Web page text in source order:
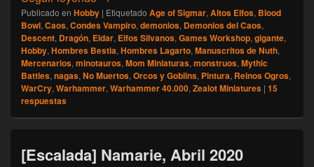
Publicado en Hobby | Etiquetado Age of Sigmar, Altos Elfos, Blood
Bowl, Caos, Condes Vampiro, demonios, Demonios del Caos,
Descent, Dragón, Eldar, Elfos Silvanos, Games Workshop, gigante,
Hobby, Hombres Bestia, Hombres Lagarto, Manuscritos de Nuth,
Mercenarios, minotauros, Mom Miniaturas, monstruos, Mythic
Battles, nagas, No Muertos, Orcos y Goblins, Pintura, Reinos Ogros,
WarCry, Warhammer, Warhammer 40.000, Zealot Miniatures | 15
respuestas
[Escalada] Namarie, Abril 2020